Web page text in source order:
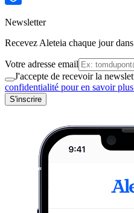
Newsletter
Recevez Aleteia chaque jour
Votre adresse email
J'accepte de recevoir la
confidentialité pour en savoir
S'inscrire